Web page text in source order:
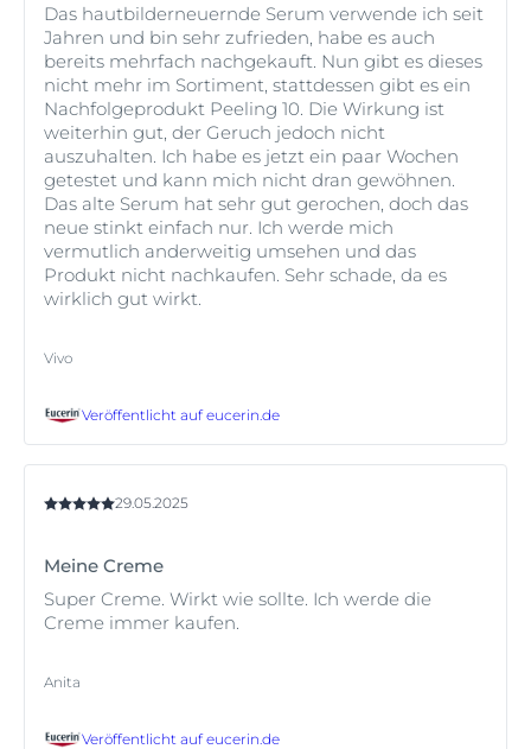
Das hautbilderneuernde Serum verwende ich seit
Jahren und bin sehr zufrieden, habe es auch
bereits mehrfach nachgekauft. Nun gibt es dieses
nicht mehr im Sortiment, stattdessen gibt es ein
Nachfolgeprodukt Peeling 10. Die Wirkung ist
weiterhin gut, der Geruch jedoch nicht
auszuhalten. Ich habe es jetzt ein paar Wochen
getestet und kann mich nicht dran gewöhnen.
Das alte Serum hat sehr gut gerochen, doch das
neue stinkt einfach nur. Ich werde mich
vermutlich anderweitig umsehen und das
Produkt nicht nachkaufen. Sehr schade, da es
wirklich gut wirkt.
Vivo
Veröffentlicht auf eucerin.de
29.05.2025
Meine Creme
Super Creme. Wirkt wie sollte. Ich werde die
Creme immer kaufen.
Anita
Veröffentlicht auf eucerin.de